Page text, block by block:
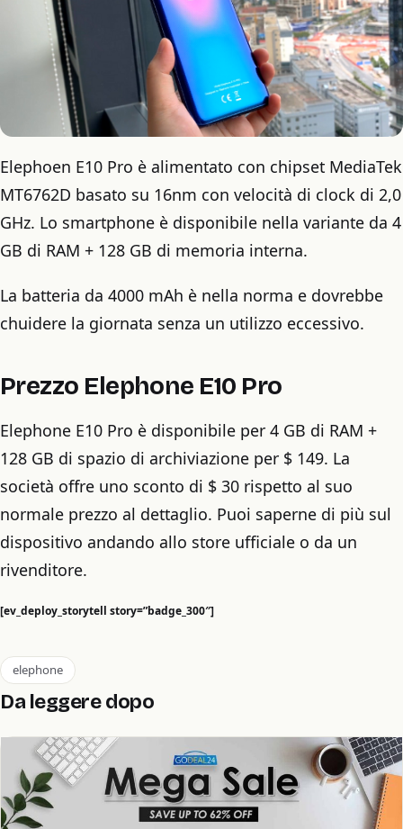
Elephoen E10 Pro è alimentato con chipset MediaTek
MT6762D basato su 16nm con velocità di clock di 2,0
GHz. Lo smartphone è disponibile nella variante da 4
GB di RAM + 128 GB di memoria interna.
La batteria da 4000 mAh è nella norma e dovrebbe
chuidere la giornata senza un utilizzo eccessivo.
Prezzo Elephone E10 Pro
Elephone E10 Pro è disponibile per 4 GB di RAM +
128 GB di spazio di archiviazione per $ 149. La
società offre uno sconto di $ 30 rispetto al suo
normale prezzo al dettaglio. Puoi saperne di più sul
dispositivo andando allo store ufficiale o da un
rivenditore.
[ev_deploy_storytell story=”badge_300″]
elephone
Da leggere dopo